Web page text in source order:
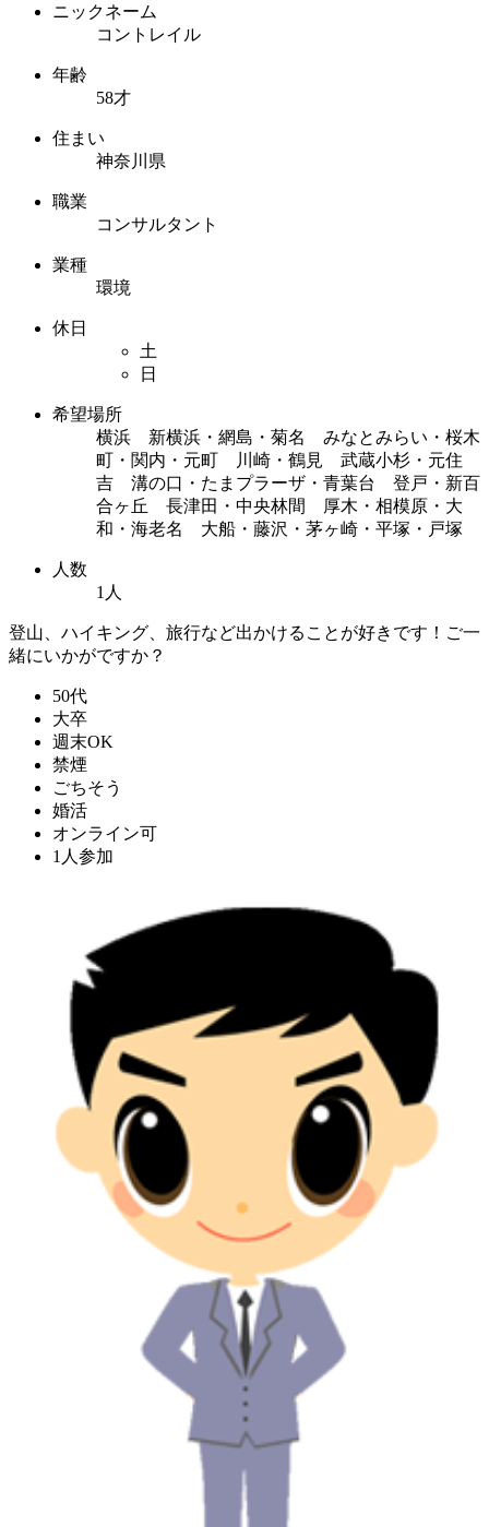
ニックネーム
コントレイル
年齢
58才
住まい
神奈川県
職業
コンサルタント
業種
環境
休日
土
日
希望場所
横浜 新横浜・網島・菊名 みなとみらい・桜木
町・関内・元町 川崎・鶴見 武蔵小杉・元住
吉 溝の口・たまプラーザ・青葉台 登戸・新百
合ヶ丘 長津田・中央林間 厚木・相模原・大
和・海老名 大船・藤沢・茅ヶ崎・平塚・戸塚
人数
1人
登山、ハイキング、旅行など出かけることが好きです！ご一
緒にいかがですか？
50代
大卒
週末OK
禁煙
ごちそう
婚活
オンライン可
1人参加